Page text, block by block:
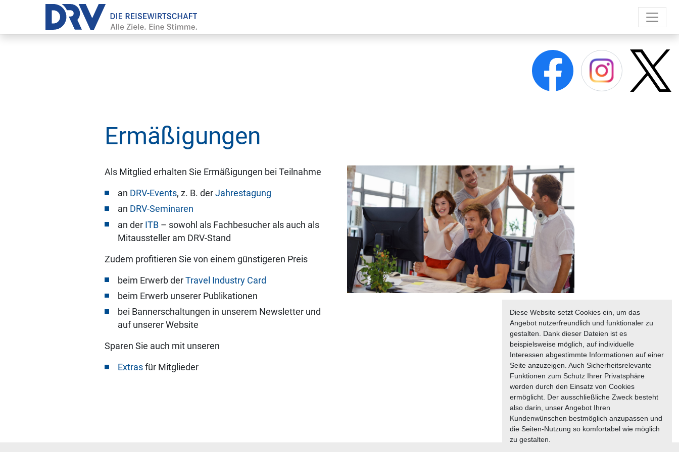
Diese Website setzt Cookies ein, um das
Angebot nutzerfreundlich und funktionaler zu
gestalten. Dank dieser Dateien ist es
beispielsweise möglich, auf individuelle
Interessen abgestimmte Informationen auf einer
Seite anzuzeigen. Auch Sicherheitsrelevante
Funktionen zum Schutz Ihrer Privatsphäre
werden durch den Einsatz von Cookies
ermöglicht. Der ausschließliche Zweck besteht
also darin, unser Angebot Ihren
Kundenwünschen bestmöglich anzupassen und
die Seiten-Nutzung so komfortabel wie möglich
zu gestalten.
Er­mä­ßi­gun­gen
Als Mitglied erhalten Sie Ermäßigungen bei Teilnahme
an DRV-Events, z. B. derJahrestagung
an DRV-Seminaren
an der ITB – sowohl als Fachbesucher als auch als
Mitaussteller am DRV-Stand
Zudem profitieren Sie von einem günstigeren Preis
beim Erwerb derTravel Industry Card
beim Erwerb unserer Publikationen
bei Bannerschaltungen in unserem Newsletter und
auf unserer Website
Sparen Sie auch mit unseren
Extras für Mitglieder